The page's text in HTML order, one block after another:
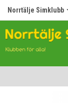
Norrtälje Simklubb